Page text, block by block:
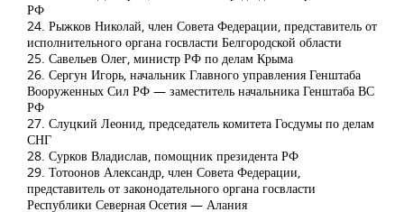
РФ
24. Рыжков Николай, член Совета Федерации, представитель от
исполнительного органа госвласти Белгородской области
25. Савельев Олег, министр РФ по делам Крыма
26. Сергун Игорь, начальник Главного управления Генштаба
Вооруженных Сил РФ — заместитель начальника Генштаба ВС
РФ
27. Слуцкий Леонид, председатель комитета Госдумы по делам
СНГ
28. Сурков Владислав, помощник президента РФ
29. Тотоонов Александр, член Совета Федерации,
представитель от законодательного органа госвласти
Республики Северная Осетия — Алания